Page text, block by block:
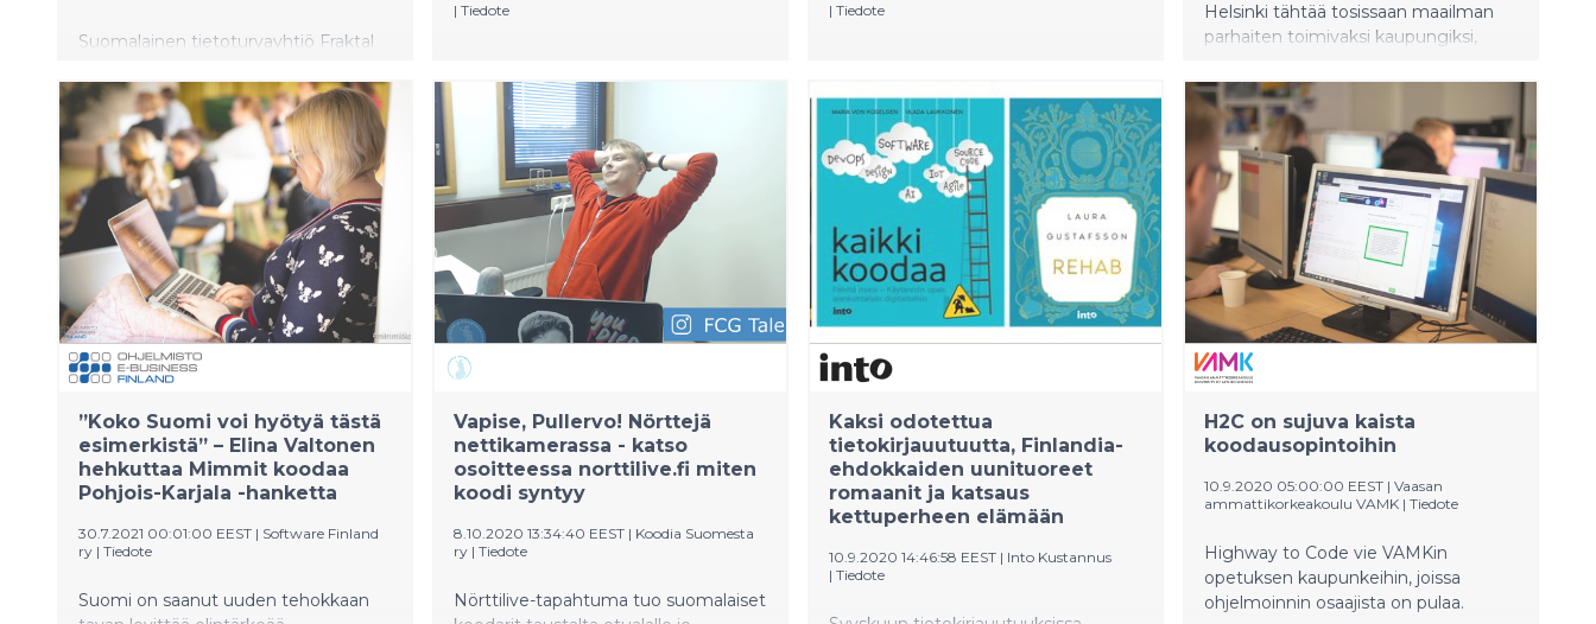
Suomalainen tietoturvayhtiö Fraktal
ohjelmistokehittäjät voivat oppia
tietoturvallisen kehittämisen
perusteet heille kohdennetulla tavalla.
Kehittäjille suunnattu DevSecLab-
niminen koulutuspalvelu vastaa
kriittiseen tarpeeseen kehittää ja
varmistaa ohjelmistoalan
työntekijöiden tietoturvaosaamista
sekä auttaa tietoturva-alan
työvoimapulassa.
| Tiedote
voittanut Susanna Kyllönen
merkittävistä ansioistaan naisten
innostamisessa ohjelmistoalalle ja
tehokkaasta työstä sen hyväksi.
”Susannan käynnistämä Twig the
Code -yhdistys on tehnyt erittäin
arvokasta työtä, hienoin tuloksin. On
tärkeää, että muutkin kuin Mimmit
koodaa -ohjelma ponnistelevat
samojen isojen tavoitteiden hyväksi”,
kiittää Mimmit koodaa -vetäjä Milja
Köpsi. ”Koen, että tämä on palkinto
kaikille naisille, jotka ovat työhömme
osallistuneet”, jakaa Susanna Kyllönen
kiitosta eteenpäin.
| Tiedote
vaikuttajaksi. ”Olemme todella iloisia
Miljan ja koko ohjelmistoalan
puolesta. Miljan työ on ollut
ratkaisevan tärkeää Mimmit koodaa -
ohjelman kasvulle ohjelmistoyritysten
muutosvoimaksi”, kiittää Ohjelmisto-
ja e-business ry:n toimitusjohtaja
Rasmus Roiha. Roihan mukaan Köpsi
ei ole onnistunut vain omalla
persoonallaan innostamaan tuhansia
naisia mukaan. ”Milja on ollut
keskeinen voima myös yritysten
saamisessa mukaan ja muutoksen
aikaansaamiseksi alalla.”
Helsinki tähtää tosissaan maailman
parhaiten toimivaksi kaupungiksi,
parhaat mahdolliset edellytykset. Yksi
olennainen askel kohti tavoitetta on
auttaa niitä, joiden työllistymistä
estävät vajavaiset digitaidot. Riittävät
digitaidot tulevat tulevaisuudessa
olemaan työllistymisen edellytys
melkeinpä alalla kuin alalla. Samalla
Helsingin kaupungin tavoitteena on
monipuolistaa tietotekniikka- ja
ohjelmistoalan varsin miehistä kuvaa.
”Koko Suomi voi hyötyä tästä
esimerkistä” – Elina Valtonen
hehkuttaa Mimmit koodaa
Pohjois-Karjala -hanketta
30.7.2021 00:01:00 EEST | Software Finland
ry | Tiedote
Suomi on saanut uuden tehokkaan
Vapise, Pullervo! Nörttejä
nettikamerassa - katso
osoitteessa norttilive.fi miten
koodi syntyy
8.10.2020 13:34:40 EEST | Koodia Suomesta
ry | Tiedote
Nörttilive-tapahtuma tuo suomalaiset
Kaksi odotettua
tietokirjauutuutta, Finlandia-
ehdokkaiden uunituoreet
romaanit ja katsaus
kettuperheen elämään
10.9.2020 14:46:58 EEST | Into Kustannus
| Tiedote
H2C on sujuva kaista
koodausopintoihin
10.9.2020 05:00:00 EEST | Vaasan
ammattikorkeakoulu VAMK | Tiedote
Highway to Code vie VAMKin
opetuksen kaupunkeihin, joissa
ohjelmoinnin osaajista on pulaa.